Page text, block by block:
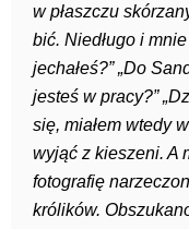
w płaszczu
bić. Niedługo i
jechałeś?” „Do
jesteś w pracy?”
się, miałem wtedy
wyjąć z kieszeni. A
fotografię
królików.